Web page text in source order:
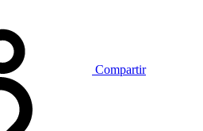
Compartir